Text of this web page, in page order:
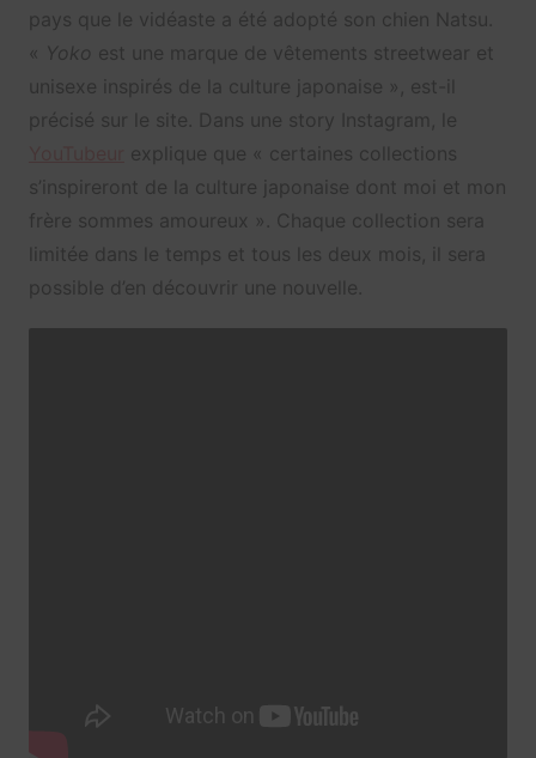
pays que le vidéaste a été adopté son chien Natsu.
«
Yoko est une marque de vêtements streetwear et
unisexe inspirés de la culture japonaise », est-il
précisé sur le site. Dans une story Instagram, le
explique que « certaines collections
s’inspireront de la culture japonaise dont moi et mon
frère sommes amoureux ». Chaque collection sera
limitée dans le temps et tous les deux mois, il sera
possible d’en découvrir une nouvelle.